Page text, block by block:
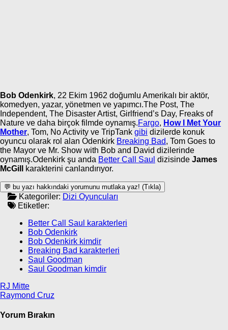
Bob Odenkirk, 22 Ekim 1962 doğumlu Amerikalı bir aktör,
komedyen, yazar, yönetmen ve yapımcı.The Post, The
Independent, The Disaster Artist, Girlfriend’s Day, Freaks of
Nature ve daha birçok filmde oynamış.Fargo, How I Met Your
Mother, Tom, No Activity ve TripTank gibi dizilerde konuk
oyuncu olarak rol alan Odenkirk Breaking Bad, Tom Goes to
the Mayor ve Mr. Show with Bob and David dizilerinde
oynamış.Odenkirk şu anda Better Call Saul dizisinde James
McGill
karakterini canlandırıyor.
💬 bu yazı hakkındaki yorumunu mutlaka yaz! (Tıkla)
Kategoriler: Dizi Oyuncuları
Etiketler:
Better Call Saul karakterleri
Bob Odenkirk
Bob Odenkirk kimdir
Breaking Bad karakterleri
Saul Goodman
Saul Goodman kimdir
Yazı
gezinmesi
RJ Mitte
Raymond Cruz
Yorum Bırakın